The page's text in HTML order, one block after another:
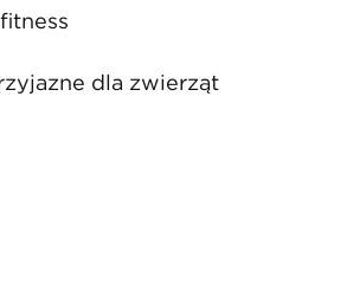
dla zwierząt